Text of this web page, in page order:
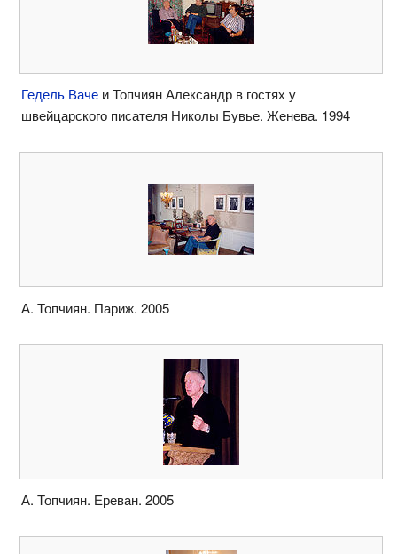
Гедель Ваче и Топчиян Александр в гостях у
швейцарского писателя Николы Бувье. Женева. 1994
А. Топчиян. Париж. 2005
А. Топчиян. Ереван. 2005